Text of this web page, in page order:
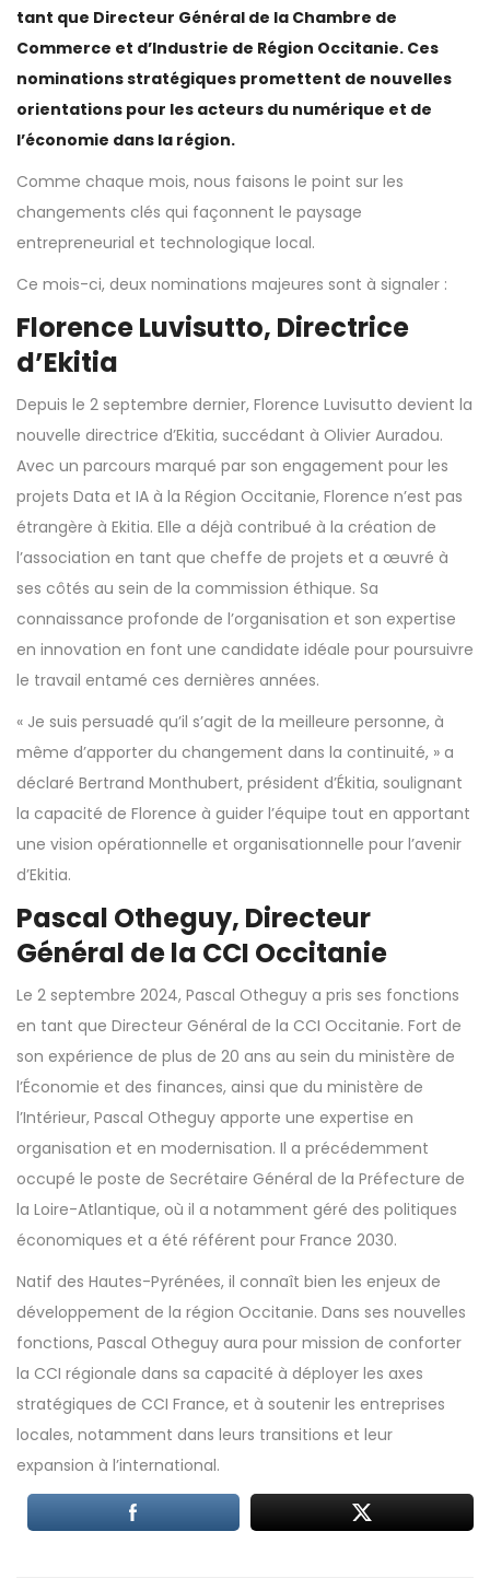
tant que Directeur Général de la Chambre de
Commerce et d’Industrie de Région Occitanie. Ces
nominations stratégiques promettent de nouvelles
orientations pour les acteurs du numérique et de
l’économie dans la région.
Comme chaque mois, nous faisons le point sur les
changements clés qui façonnent le paysage
entrepreneurial et technologique local.
Ce mois-ci, deux nominations majeures sont à signaler :
Florence Luvisutto, Directrice
d’Ekitia
Depuis le 2 septembre dernier, Florence Luvisutto devient la
nouvelle directrice d’Ekitia, succédant à Olivier Auradou.
Avec un parcours marqué par son engagement pour les
projets Data et IA à la Région Occitanie, Florence n’est pas
étrangère à Ekitia. Elle a déjà contribué à la création de
l’association en tant que cheffe de projets et a œuvré à
ses côtés au sein de la commission éthique. Sa
connaissance profonde de l’organisation et son expertise
en innovation en font une candidate idéale pour poursuivre
le travail entamé ces dernières années.
« Je suis persuadé qu’il s’agit de la meilleure personne, à
même d’apporter du changement dans la continuité, » a
déclaré Bertrand Monthubert, président d’Ékitia, soulignant
la capacité de Florence à guider l’équipe tout en apportant
une vision opérationnelle et organisationnelle pour l’avenir
d’Ekitia.
Pascal Otheguy, Directeur
Général de la CCI Occitanie
Le 2 septembre 2024, Pascal Otheguy a pris ses fonctions
en tant que Directeur Général de la CCI Occitanie. Fort de
son expérience de plus de 20 ans au sein du ministère de
l’Économie et des finances, ainsi que du ministère de
l’Intérieur, Pascal Otheguy apporte une expertise en
organisation et en modernisation. Il a précédemment
occupé le poste de Secrétaire Général de la Préfecture de
la Loire-Atlantique, où il a notamment géré des politiques
économiques et a été référent pour France 2030.
Natif des Hautes-Pyrénées, il connaît bien les enjeux de
développement de la région Occitanie. Dans ses nouvelles
fonctions, Pascal Otheguy aura pour mission de conforter
la CCI régionale dans sa capacité à déployer les axes
stratégiques de CCI France, et à soutenir les entreprises
locales, notamment dans leurs transitions et leur
expansion à l’international.